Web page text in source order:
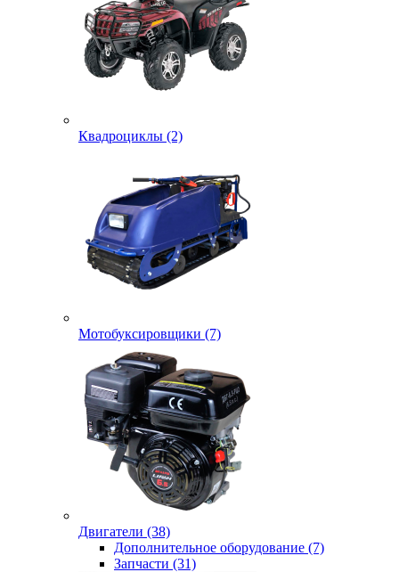
Квадроциклы (2)
Мотобуксировщики (7)
Двигатели (38)
Дополнительное оборудование (7)
Запчасти (31)